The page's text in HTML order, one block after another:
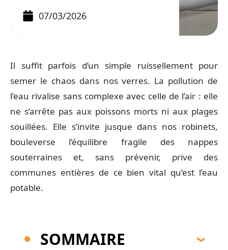
07/03/2026
Il suffit parfois d’un simple ruissellement pour
semer le chaos dans nos verres. La pollution de
l’eau rivalise sans complexe avec celle de l’air : elle
ne s’arrête pas aux poissons morts ni aux plages
souillées. Elle s’invite jusque dans nos robinets,
bouleverse l’équilibre fragile des nappes
souterraines et, sans prévenir, prive des
communes entières de ce bien vital qu’est l’eau
potable.
SOMMAIRE